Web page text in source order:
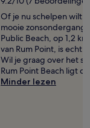
Of je nu schelpen wilt
mooie zonsondergang
Public Beach, op 1,2
van Rum Point, is echt
Wil je graag over het
Rum Point Beach ligt
Minder lezen